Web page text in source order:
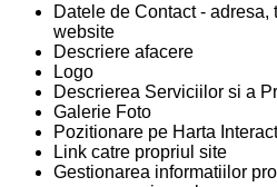
Datele de Contact - adresa,
website
Descriere afacere
Logo
Descrierea Serviciilor si a
Galerie Foto
Pozitionare pe Harta
Link catre propriul site
Gestionarea informatiilor